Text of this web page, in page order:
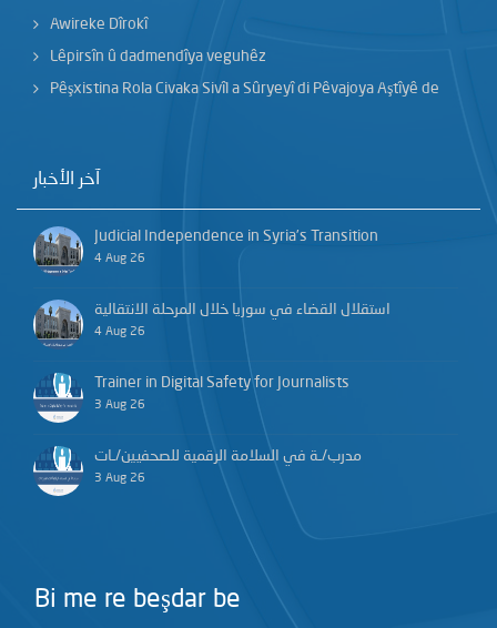
Awireke Dîrokî
Lêpirsîn û dadmendîya veguhêz
Pêşxistina Rola Civaka Sivîl a Sûryeyî di Pêvajoya Aştîyê de
آخر الأخبار
Judicial Independence in Syria’s Transition
4 Aug 26
استقلال القضاء في سوريا خلال المرحلة الانتقالية
4 Aug 26
Trainer in Digital Safety for Journalists
3 Aug 26
مدرب/ـة في السلامة الرقمية للصحفيين/ـات
3 Aug 26
Bi me re beşdar be